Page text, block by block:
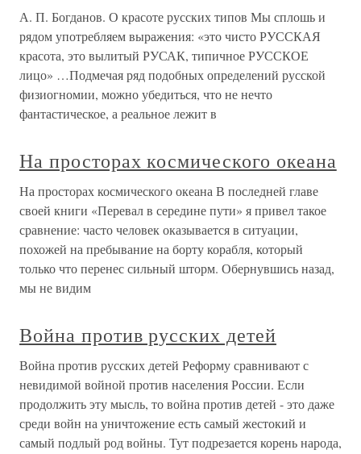
А. П. Богданов. О красоте русских типов Мы сплошь и
рядом употребляем выражения: «это чисто РУССКАЯ
красота, это вылитый РУСАК, типичное РУССКОЕ
лицо» …Подмечая ряд подобных определений русской
физиогномии, можно убедиться, что не нечто
фантастическое, а реальное лежит в
На просторах космического океана
На просторах космического океана В последней главе
своей книги «Перевал в середине пути» я привел такое
сравнение: часто человек оказывается в ситуации,
похожей на пребывание на борту корабля, который
только что перенес сильный шторм. Обернувшись назад,
мы не видим
Война против русских детей
Война против русских детей Реформу сравнивают с
невидимой войной против населения России. Если
продолжить эту мысль, то война против детей - это даже
среди войн на уничтожение есть самый жестокий и
самый подлый род войны. Тут подрезается корень народа,